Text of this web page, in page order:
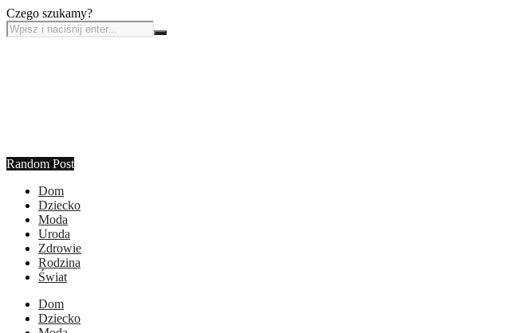
Czego szukamy?
Random Post
Dom
Dziecko
Moda
Uroda
Zdrowie
Rodzina
Świat
Dom
Dziecko